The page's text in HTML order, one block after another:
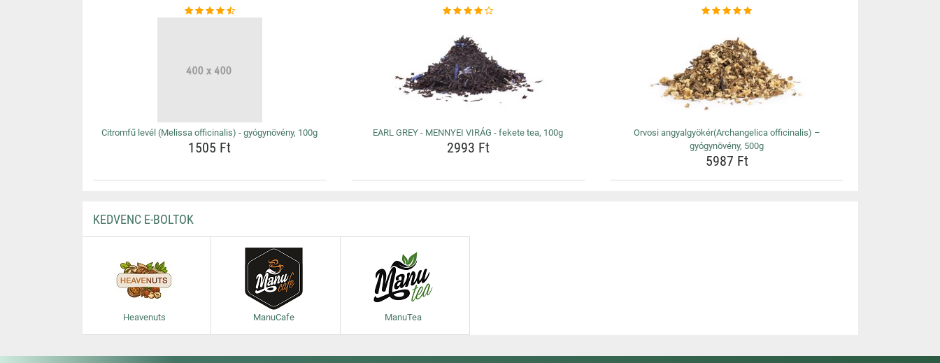
Citromfű levél (Melissa officinalis) - gyógynövény, 100g
1505 Ft
EARL GREY - MENNYEI VIRÁG - fekete tea, 100g
2993 Ft
Orvosi angyalgyökér(Archangelica officinalis) –
gyógynövény, 500g
5987 Ft
KEDVENC E-BOLTOK
Heavenuts ManuCafe ManuTea